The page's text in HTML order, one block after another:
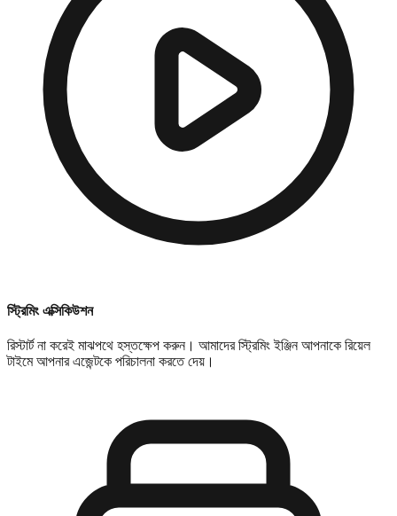
স্ট্রিমিং এক্সিকিউশন
রিস্টার্ট না করেই মাঝপথে হস্তক্ষেপ করুন। আমাদের স্ট্রিমিং ইঞ্জিন আপনাকে রিয়েল
টাইমে আপনার এজেন্টকে পরিচালনা করতে দেয়।